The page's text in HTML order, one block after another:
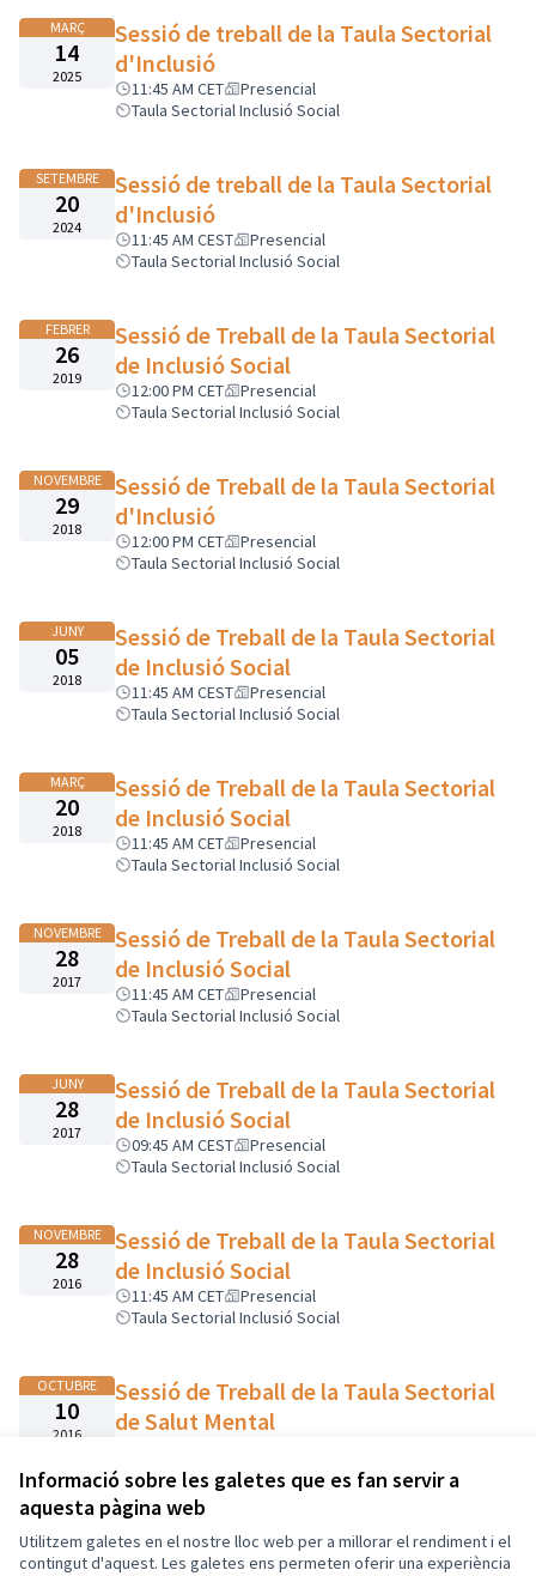
Informació sobre les galetes que es fan servir a
aquesta pàgina web
Utilitzem galetes en el nostre lloc web per a millorar el rendiment i el
contingut d'aquest. Les galetes ens permeten oferir una experiència
MARÇ
14
2025
Sessió de treball de la Taula Sectorial
d'Inclusió
11:45 AM CET
Presencial
Taula Sectorial Inclusió Social
SETEMBRE
20
2024
Sessió de treball de la Taula Sectorial
d'Inclusió
11:45 AM CEST
Presencial
Taula Sectorial Inclusió Social
FEBRER
26
2019
Sessió de Treball de la Taula Sectorial
de Inclusió Social
12:00 PM CET
Presencial
Taula Sectorial Inclusió Social
NOVEMBRE
29
2018
Sessió de Treball de la Taula Sectorial
d'Inclusió
12:00 PM CET
Presencial
Taula Sectorial Inclusió Social
JUNY
05
2018
Sessió de Treball de la Taula Sectorial
de Inclusió Social
11:45 AM CEST
Presencial
Taula Sectorial Inclusió Social
MARÇ
20
2018
Sessió de Treball de la Taula Sectorial
de Inclusió Social
11:45 AM CET
Presencial
Taula Sectorial Inclusió Social
NOVEMBRE
28
2017
Sessió de Treball de la Taula Sectorial
de Inclusió Social
11:45 AM CET
Presencial
Taula Sectorial Inclusió Social
JUNY
28
2017
Sessió de Treball de la Taula Sectorial
de Inclusió Social
09:45 AM CEST
Presencial
Taula Sectorial Inclusió Social
NOVEMBRE
28
2016
Sessió de Treball de la Taula Sectorial
de Inclusió Social
11:45 AM CET
Presencial
Taula Sectorial Inclusió Social
OCTUBRE
10
2016
Sessió de Treball de la Taula Sectorial
de Salut Mental
Taula Sectorial Inclusió Social
Termes i condicions d'ús
Configuració de les galetes